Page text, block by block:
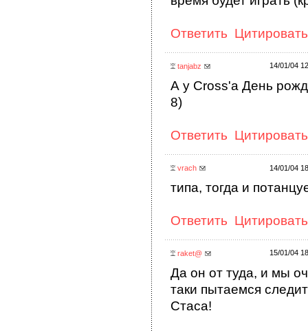
Ответить Цитировать
tanjabz 14/01/04
А у Cross'a День
8)
Ответить Цитировать
vrach 14/01/04
типа, тогда и
Ответить Цитировать
raket@ 15/01/04
Да он от туда, и мы
таки пытаемся
Стаса!